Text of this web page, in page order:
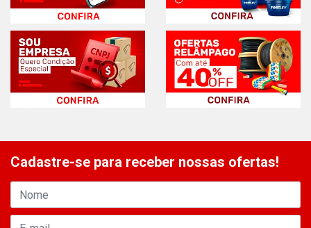
Cadastre-se para receber nossas ofertas!